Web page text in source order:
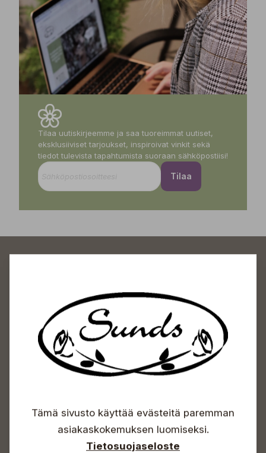
Tilaa uutiskirjeemme ja saa tuoreimmat uutiset,
eksklusiiviset tarjoukset, inspiroivat vinkit sekä
tiedot tulevista tapahtumista suoraan sähköpostiisi!
Tilaa
Sundin Puutarhakeskus
Avoinna
Info & vaihde
Tämä sivusto käyttää evästeitä paremman
asiakaskokemuksen luomiseksi.
Tietosuojaseloste